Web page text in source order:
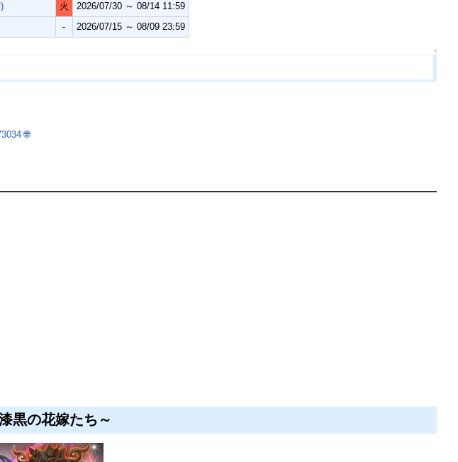
火
2026/07/30 ～ 08/14 11:59
- 2026/07/15 ～ 08/09 23:59
↑
🌐
黒の花嫁たち～